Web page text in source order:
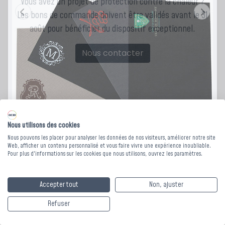
SET DE TABLE SIGNA
- 30 x 45 cm
Découvrez le set de table Signa. Composé de 80% polyvinyl et
Vous avez un projet de protection contre la chaleur ?
Les bons de commande doivent être validés avant le 31
août pour bénéficier du dispositif exceptionnel.
Nous contacter
Nous utilisons des cookies
Nous pouvons les placer pour analyser les données de nos visiteurs, améliorer notre site
Web, afficher un contenu personnalisé et vous faire vivre une expérience inoubliable.
Pour plus d'informations sur les cookies que nous utilisons, ouvrez les paramètres.
Accepter tout
Non, ajuster
Refuser